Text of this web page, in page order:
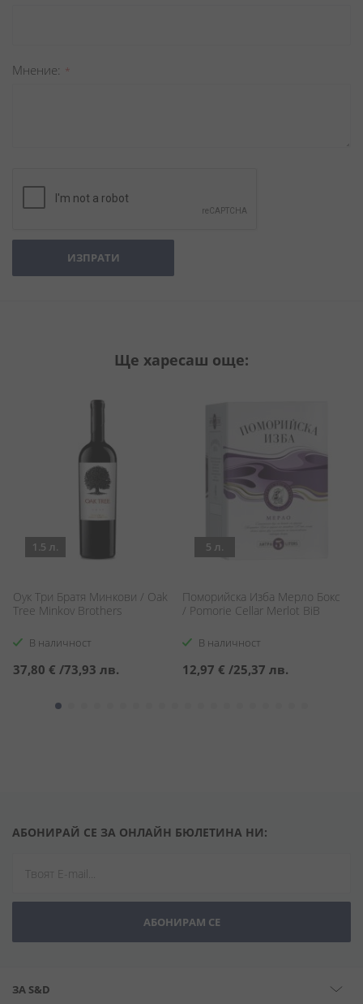
Мнение
ИЗПРАТИ
Ще харесаш още:
1.5 л.
Оук Три Братя Минкови / Oak
Tree Minkov Brothers
В наличност
37,80 € /73,93 лв.
5 л.
Поморийска Изба Мерло Бокс
/ Pomorie Cellar Merlot BiB
В наличност
12,97 € /25,37 лв.
АБОНИРАЙ СЕ ЗА ОНЛАЙН БЮЛЕТИНА НИ:
АБОНИРАМ СЕ
ЗА S&D